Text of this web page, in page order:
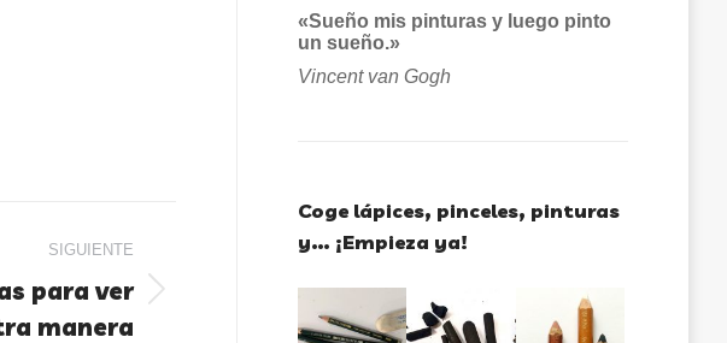
SIGUIENTE
para ver
manera
«Sueño mis pinturas y luego pinto
un sueño.»
Vincent van Gogh
Coge lápices, pinceles, pinturas
y… ¡Empieza ya!